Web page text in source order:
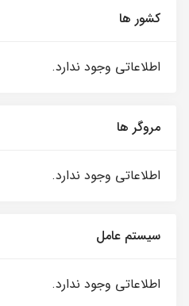
کشور ها
اطلاعاتی وجود ندارد.
مروگر ها
اطلاعاتی وجود ندارد.
سیستم عامل
اطلاعاتی وجود ندارد.